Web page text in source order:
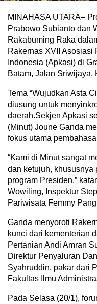
MINAHASA UTARA–
Prabowo Subianto dan
Rakabuming Raka
Rakernas XVII Asosiasi
Indonesia (Apkasi) di
Batam, Jalan Sriwijaya,
Tema “Wujudkan Asta
diusung untuk
daerah.Sekjen Apkasi
(Minut) Joune Ganda
fokus utama
“Kami di Minut sangat
dan ketujuh, khususnya
program Presiden,”
Wowiling, Inspektur
Pariwisata Femmy
Ganda menyoroti
kunci dari kementerian
Pertanian Andi Amran
Direktur Penyaluran
Syahruddin, pakar dari
Fakultas Ilmu
Pada Selasa (20/1),